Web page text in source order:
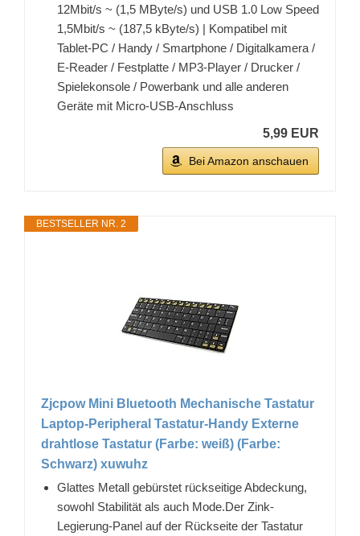
12Mbit/s ~ (1,5 MByte/s) und USB 1.0 Low Speed
1,5Mbit/s ~ (187,5 kByte/s) | Kompatibel mit
Tablet-PC / Handy / Smartphone / Digitalkamera /
E-Reader / Festplatte / MP3-Player / Drucker /
Spielekonsole / Powerbank und alle anderen
Geräte mit Micro-USB-Anschluss
5,99 EUR
Bei Amazon anschauen
BESTSELLER NR. 2
Zjcpow Mini Bluetooth Mechanische Tastatur
Laptop-Peripheral Tastatur-Handy Externe
drahtlose Tastatur (Farbe: weiß) (Farbe:
Schwarz) xuwuhz
Glattes Metall gebürstet rückseitige Abdeckung,
sowohl Stabilität als auch Mode.Der Zink-
Legierung-Panel auf der Rückseite der Tastatur